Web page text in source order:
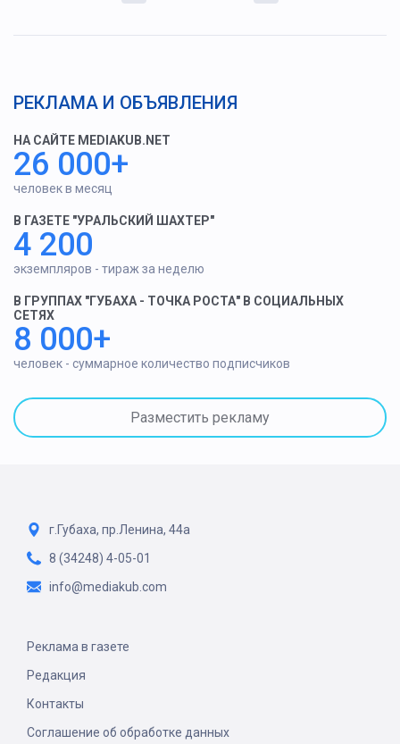
РЕКЛАМА И ОБЪЯВЛЕНИЯ
НА САЙТЕ MEDIAKUB.NET
26 000+
человек в месяц
В ГАЗЕТЕ "УРАЛЬСКИЙ ШАХТЕР"
4 200
экземпляров - тираж за неделю
В ГРУППАХ "ГУБАХА - ТОЧКА РОСТА" В СОЦИАЛЬНЫХ
СЕТЯХ
8 000+
человек - суммарное количество подписчиков
Разместить рекламу
г.Губаха, пр.Ленина, 44а
8 (34248) 4-05-01
info@mediakub.com
Реклама в газете
Редакция
Контакты
Соглашение об обработке данных